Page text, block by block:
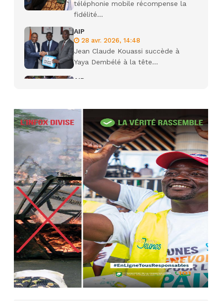
téléphonie mobile récompense la
fidélité...
AIP
28 avr. 2026, 14:48
Jean Claude Kouassi succède à
Yaya Dembélé à la tête...
AIP
Camara tué lors d’attaques...
22 avr. 2026, 16:41
Des bureaux ravagés dans un
incendie survenu à la mairie...
AIP
10 avr. 2026, 09:48
Nommé Médiateur de la
République, Gaoussou Touré prend
officiellement fonction
AIP
13 mars 2026, 10:43
Nécrologie : décès de Guillaume
Houphouët-Boigny, fils du Père
fondateur...